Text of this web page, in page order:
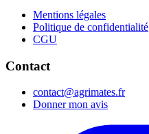
Mentions légales
Politique de confidentialité
CGU
Contact
contact@agrimates.fr
Donner mon avis